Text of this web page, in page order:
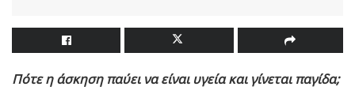
Πότε η άσκηση παύει να είναι υγεία και γίνεται παγίδα;